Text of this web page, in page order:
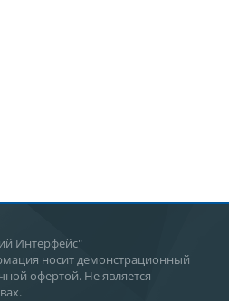
Интерфейс"
носит демонстрационный
офертой. Не является